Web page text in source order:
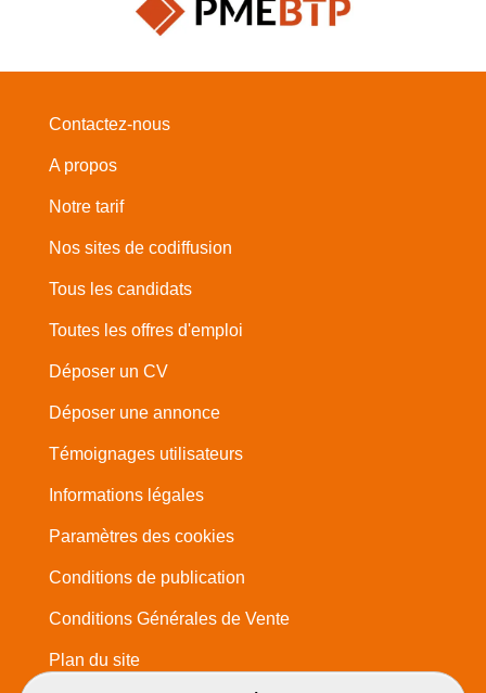
Contactez-nous
A propos
Notre tarif
Nos sites de codiffusion
Tous les candidats
Toutes les offres d'emploi
Déposer un CV
Déposer une annonce
Témoignages utilisateurs
Informations légales
Paramètres des cookies
Conditions de publication
Conditions Générales de Vente
Plan du site